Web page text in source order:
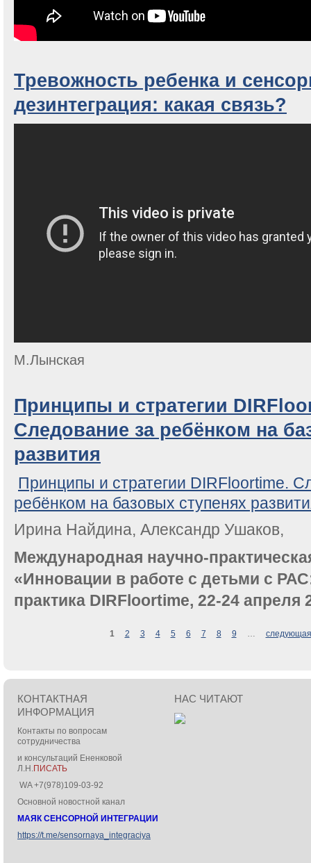
Тревожность ребенка и
дезинтеграция: какая связь?
М.Лынская
Принципы и стратегии
Следование за ребёнком на
развития
Принципы и стратегии DIRFloortime.
ребёнком на базовых ступенях
Ирина Найдина, Александр Ушаков,
Международная научно-
«Инновации в работе с детьми с
практика DIRFloortime, 22-24 апреля
1 2 3 4 5 6 7 8 9 … следующая
КОНТАКТНАЯ
ИНФОРМАЦИЯ
Контакты по вопросам
сотрудничества
и консультаций Ененковой
Л.Н.ПИСАТЬ
WA +7(978)109-03-92
Основной новостной канал
МАЯК СЕНСОРНОЙ ИНТЕГРАЦИИ
https://t.me/sensornaya_integraciya
НАС ЧИТАЮТ